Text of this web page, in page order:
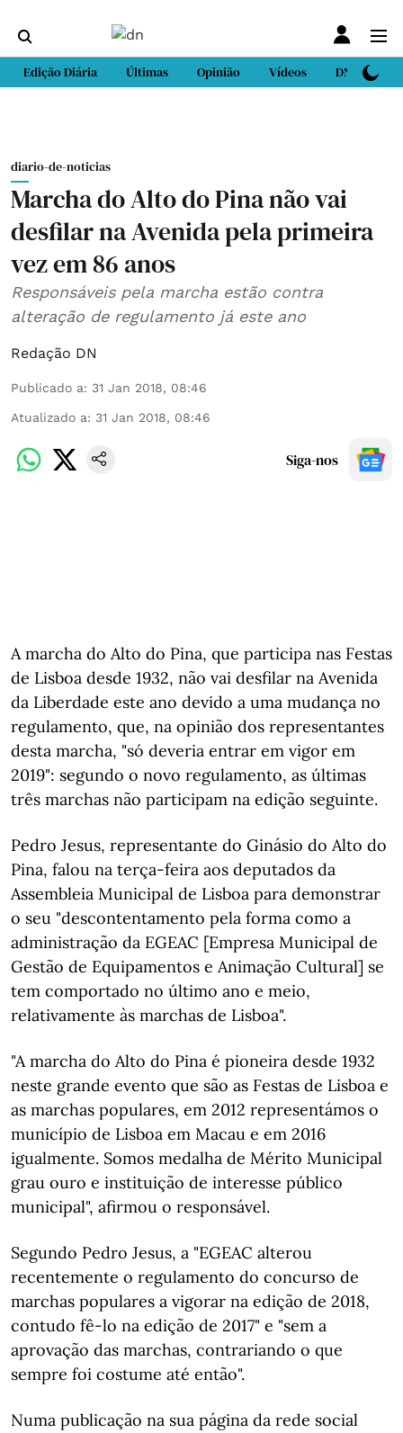
Edição Diária Últimas Opinião Vídeos DN Sport
diario-de-noticias
Marcha do Alto do Pina não vai
desfilar na Avenida pela primeira
vez em 86 anos
Responsáveis pela marcha estão contra
alteração de regulamento já este ano
Redação DN
Publicado a: 31 Jan 2018, 08:46
Atualizado a: 31 Jan 2018, 08:46
Siga-nos
A marcha do Alto do Pina, que participa nas Festas
de Lisboa desde 1932, não vai desfilar na Avenida
da Liberdade este ano devido a uma mudança no
regulamento, que, na opinião dos representantes
desta marcha, "só deveria entrar em vigor em
2019": segundo o novo regulamento, as últimas
três marchas não participam na edição seguinte.
Pedro Jesus, representante do Ginásio do Alto do
Pina, falou na terça-feira aos deputados da
Assembleia Municipal de Lisboa para demonstrar
o seu "descontentamento pela forma como a
administração da EGEAC [Empresa Municipal de
Gestão de Equipamentos e Animação Cultural] se
tem comportado no último ano e meio,
relativamente às marchas de Lisboa".
"A marcha do Alto do Pina é pioneira desde 1932
neste grande evento que são as Festas de Lisboa e
as marchas populares, em 2012 representámos o
município de Lisboa em Macau e em 2016
igualmente. Somos medalha de Mérito Municipal
grau ouro e instituição de interesse público
municipal", afirmou o responsável.
Segundo Pedro Jesus, a "EGEAC alterou
recentemente o regulamento do concurso de
marchas populares a vigorar na edição de 2018,
contudo fê-lo na edição de 2017" e "sem a
aprovação das marchas, contrariando o que
sempre foi costume até então".
Numa publicação na sua página da rede social